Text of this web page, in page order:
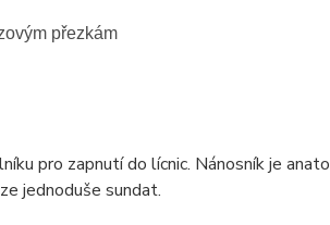
přezkám
pro zapnutí do lícnic. Nánosník je
jednoduše sundat.